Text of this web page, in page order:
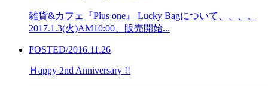
雑貨&カフェ『Plus one』 Lucky Bagについて、、、。
2017.1.3(火)AM10:00、販売開始...
POSTED/2016.11.26
Ｈappy 2nd Anniversary !!